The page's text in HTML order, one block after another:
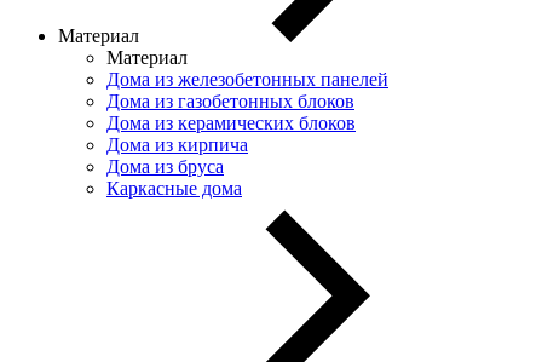
Материал
Материал
Дома из железобетонных панелей
Дома из газобетонных блоков
Дома из керамических блоков
Дома из кирпича
Дома из бруса
Каркасные дома